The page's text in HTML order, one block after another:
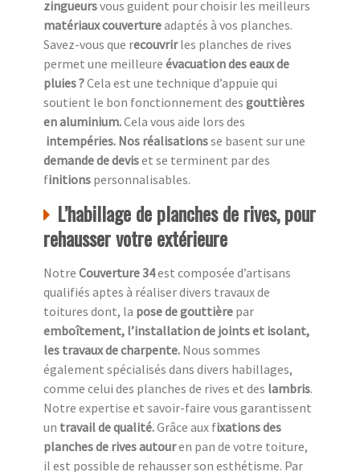
zingueursvous guident pour choisir les meilleurs
matériaux couvertureadaptés à vos planches.
Savez-vous que recouvrirles planches de rives
permet une meilleure évacuation des eaux de
pluies ?Cela est une technique d’appuie qui
soutient le bon fonctionnement des gouttières
en aluminium.Cela vous aide lors des
intempéries. Nos réalisationsse basent sur une
demande de deviset se terminent par des
finitions personnalisables.
L’habillage de planches de rives, pour
rehausser votre extérieure
Notre Couverture 34est composée d’artisans
qualifiés aptes à réaliser divers travaux de
toitures dont, la pose de gouttière par
emboîtement, l’installation de joints et isolant,
les travaux de charpente. Nous sommes
également spécialisés dans divers habillages,
comme celui des planches de rives et des lambris.
Notre expertise et savoir-faire vous garantissent
un travail de qualité.Grâce aux fixations des
planches de rives autouren pan de votre toiture,
il est possible de rehausser son esthétisme. Par